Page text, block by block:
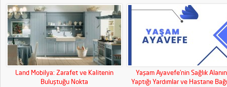
Land Mobilya: Zarafet ve Kalitenin
Buluştuğu Nokta
Yaşam Ayavefe’nin Sağlık
Yaptığı Yardımlar ve Hastane